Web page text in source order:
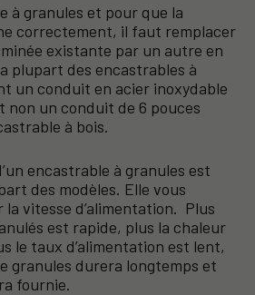
à granules et pour que la
correctement, il faut remplacer
existante par un autre en
plupart des encastrables à
un conduit en acier inoxydable
non un conduit de 6 pouces
à bois.
encastrable à granules est
des modèles. Elle vous
vitesse d’alimentation. Plus
est rapide, plus la chaleur
le taux d’alimentation est lent,
granules durera longtemps et
fournie.